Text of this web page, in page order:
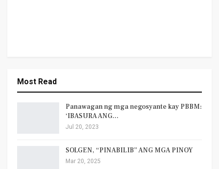
Most Read
Panawagan ng mga negosyante kay PBBM:
‘IBASURA ANG…
Jul 20, 2023
SOLGEN, “PINABILIB” ANG MGA PINOY
Mar 20, 2025